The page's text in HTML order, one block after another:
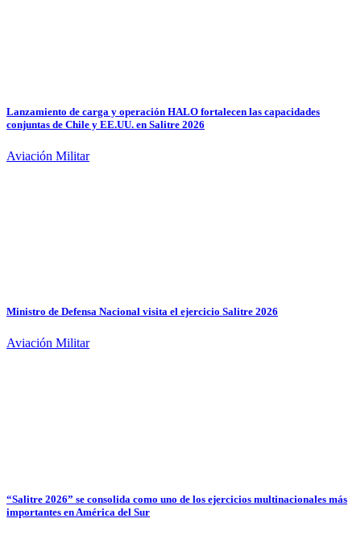
Lanzamiento de carga y operación HALO fortalecen las capacidades
conjuntas de Chile y EE.UU. en Salitre 2026
Aviación Militar
Ministro de Defensa Nacional visita el ejercicio Salitre 2026
Aviación Militar
“Salitre 2026” se consolida como uno de los ejercicios multinacionales más
importantes en América del Sur